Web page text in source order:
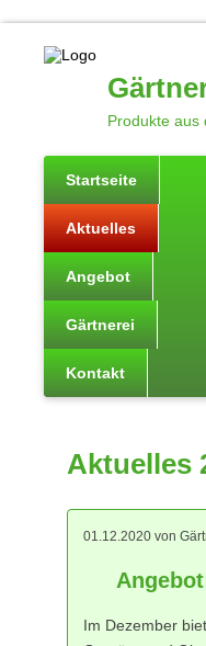
Produkte aus
Startseite
Aktuelles
Angebot
Gärtnerei
Kontakt
Aktuelles
01.12.2020 von
Im Dezember